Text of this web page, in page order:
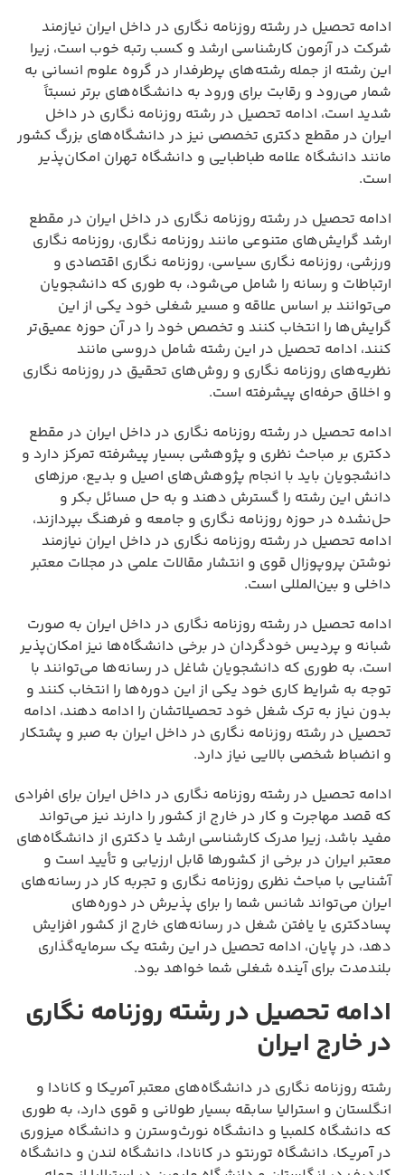
ادامه تحصیل در رشته روزنامه نگاری در داخل ایران نیازمند
شرکت در آزمون کارشناسی ارشد و کسب رتبه خوب است، زیرا
این رشته از جمله رشته‌های پرطرفدار در گروه علوم انسانی به
شمار می‌رود و رقابت برای ورود به دانشگاه‌های برتر نسبتاً
شدید است، ادامه تحصیل در رشته روزنامه نگاری در داخل
ایران در مقطع دکتری تخصصی نیز در دانشگاه‌های بزرگ کشور
مانند دانشگاه علامه طباطبایی و دانشگاه تهران امکان‌پذیر
است.
ادامه تحصیل در رشته روزنامه نگاری در داخل ایران در مقطع
ارشد گرایش‌های متنوعی مانند روزنامه نگاری، روزنامه نگاری
ورزشی، روزنامه نگاری سیاسی، روزنامه نگاری اقتصادی و
ارتباطات و رسانه را شامل می‌شود، به طوری که دانشجویان
می‌توانند بر اساس علاقه و مسیر شغلی خود یکی از این
گرایش‌ها را انتخاب کنند و تخصص خود را در آن حوزه عمیق‌تر
کنند، ادامه تحصیل در این رشته شامل دروسی مانند
نظریه‌های روزنامه نگاری و روش‌های تحقیق در روزنامه نگاری
و اخلاق حرفه‌ای پیشرفته است.
ادامه تحصیل در رشته روزنامه نگاری در داخل ایران در مقطع
دکتری بر مباحث نظری و پژوهشی بسیار پیشرفته تمرکز دارد و
دانشجویان باید با انجام پژوهش‌های اصیل و بدیع، مرزهای
دانش این رشته را گسترش دهند و به حل مسائل بکر و
حل‌نشده در حوزه روزنامه نگاری و جامعه و فرهنگ بپردازند،
ادامه تحصیل در رشته روزنامه نگاری در داخل ایران نیازمند
نوشتن پروپوزال قوی و انتشار مقالات علمی در مجلات معتبر
داخلی و بین‌المللی است.
ادامه تحصیل در رشته روزنامه نگاری در داخل ایران به صورت
شبانه و پردیس خودگردان در برخی دانشگاه‌ها نیز امکان‌پذیر
است، به طوری که دانشجویان شاغل در رسانه‌ها می‌توانند با
توجه به شرایط کاری خود یکی از این دوره‌ها را انتخاب کنند و
بدون نیاز به ترک شغل خود تحصیلاتشان را ادامه دهند، ادامه
تحصیل در رشته روزنامه نگاری در داخل ایران به صبر و پشتکار
و انضباط شخصی بالایی نیاز دارد.
ادامه تحصیل در رشته روزنامه نگاری در داخل ایران برای افرادی
که قصد مهاجرت و کار در خارج از کشور را دارند نیز می‌تواند
مفید باشد، زیرا مدرک کارشناسی ارشد یا دکتری از دانشگاه‌های
معتبر ایران در برخی از کشورها قابل ارزیابی و تأیید است و
آشنایی با مباحث نظری روزنامه نگاری و تجربه کار در رسانه‌های
ایران می‌تواند شانس شما را برای پذیرش در دوره‌های
پسادکتری یا یافتن شغل در رسانه‌های خارج از کشور افزایش
دهد، در پایان، ادامه تحصیل در این رشته یک سرمایه‌گذاری
بلندمدت برای آینده شغلی شما خواهد بود.
ادامه تحصیل در رشته روزنامه نگاری
در خارج ایران
رشته روزنامه نگاری در دانشگاه‌های معتبر آمریکا و کانادا و
انگلستان و استرالیا سابقه بسیار طولانی و قوی دارد، به طوری
که دانشگاه کلمبیا و دانشگاه نورث‌وسترن و دانشگاه میزوری
در آمریکا، دانشگاه تورنتو در کانادا، دانشگاه لندن و دانشگاه